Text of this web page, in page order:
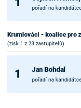
pořadí na
Krumlováci - koalice pro
(zisk 1 z 23 zastupitelů)
1 Jan Bohdal
pořadí na